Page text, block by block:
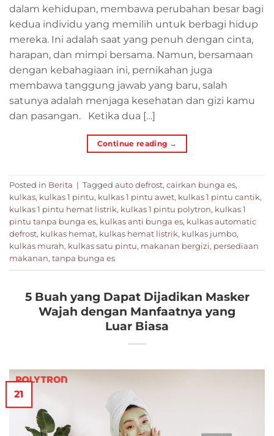
dalam kehidupan, membawa perubahan besar bagi
kedua individu yang memilih untuk berbagi hidup
mereka. Ini adalah saat yang penuh dengan cinta,
harapan, dan mimpi bersama. Namun, bersamaan
dengan kebahagiaan ini, pernikahan juga
membawa tanggung jawab yang baru, salah
satunya adalah menjaga kesehatan dan gizi kamu
dan pasangan. Ketika dua […]
Continue reading →
Posted in Berita | Tagged auto defrost, cairkan bunga es,
kulkas, kulkas 1 pintu, kulkas 1 pintu awet, kulkas 1 pintu cantik,
kulkas 1 pintu hemat listrik, kulkas 1 pintu polytron, kulkas 1
pintu tanpa bunga es, kulkas anti bunga es, kulkas automatic
defrost, kulkas hemat, kulkas hemat listrik, kulkas jumbo,
kulkas murah, kulkas satu pintu, makanan bergizi, persediaan
makanan, tanpa bunga es
5 Buah yang Dapat Dijadikan Masker
Wajah dengan Manfaatnya yang
Luar Biasa
21